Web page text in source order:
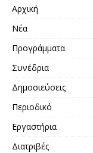
Αρχική
Νέα
Προγράμματα
Συνέδρια
Δημοσιεύσεις
Περιοδικό
Εργαστήρια
Διατριβές